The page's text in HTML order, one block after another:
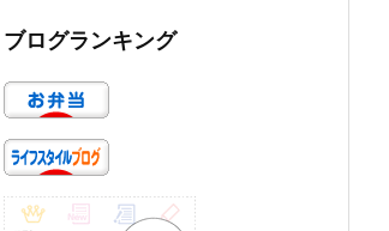
ブログランキング